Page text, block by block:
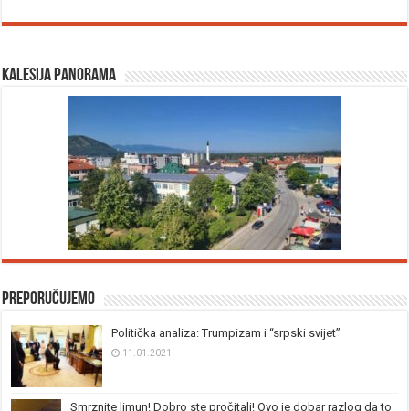
Kalesija panorama
Preporučujemo
Politička analiza: Trumpizam i “srpski svijet”
11.01.2021.
Smrznite limun! Dobro ste pročitali! Ovo je dobar razlog da to